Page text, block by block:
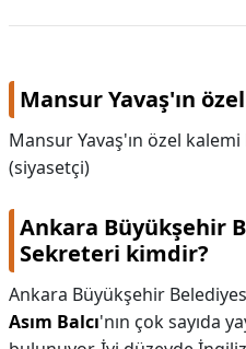
Mansur Yavaş'ın
Mansur Yavaş'ın özel kalemi
(siyasetçi)
Ankara Büyükşehir
Sekreteri kimdir?
Ankara Büyükşehir
Asım Balcı'nın çok sayıda